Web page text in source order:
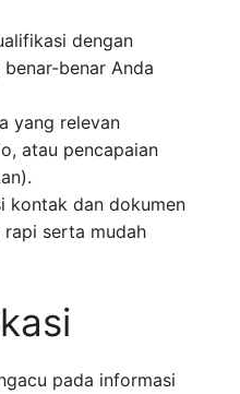
dengan
benar Anda
yang relevan
atau pencapaian
kontak dan dokumen
rapi serta mudah
pada informasi